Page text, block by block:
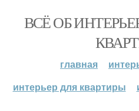
ВСЁ ОБ
главная
интерьер для квартиры